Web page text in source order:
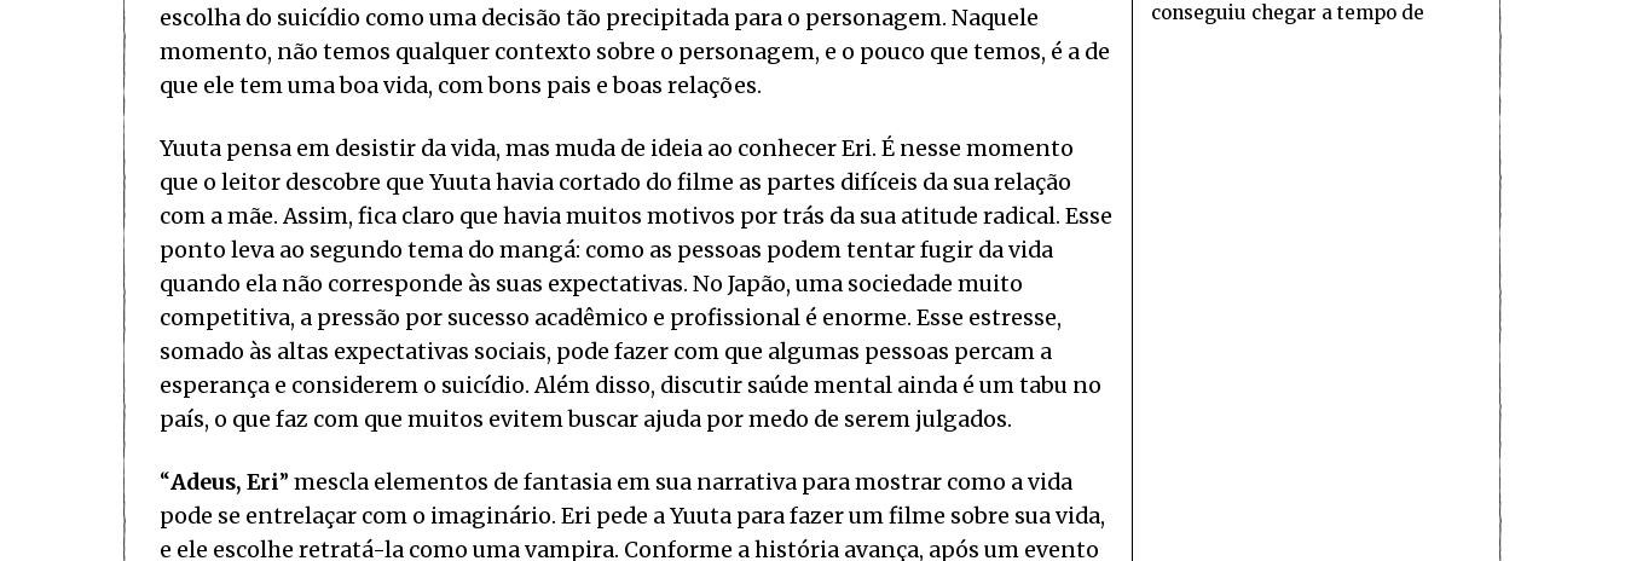
escolha do suicídio como uma decisão tão precipitada para o personagem. Naquele
momento, não temos qualquer contexto sobre o personagem, e o pouco que temos, é a de
que ele tem uma boa vida, com bons pais e boas relações.
Yuuta pensa em desistir da vida, mas muda de ideia ao conhecer Eri. É nesse momento
que o leitor descobre que Yuuta havia cortado do filme as partes difíceis da sua relação
com a mãe. Assim, fica claro que havia muitos motivos por trás da sua atitude radical. Esse
ponto leva ao segundo tema do mangá: como as pessoas podem tentar fugir da vida
quando ela não corresponde às suas expectativas. No Japão, uma sociedade muito
competitiva, a pressão por sucesso acadêmico e profissional é enorme. Esse estresse,
somado às altas expectativas sociais, pode fazer com que algumas pessoas percam a
esperança e considerem o suicídio. Além disso, discutir saúde mental ainda é um tabu no
país, o que faz com que muitos evitem buscar ajuda por medo de serem julgados.
“Adeus, Eri” mescla elementos de fantasia em sua narrativa para mostrar como a vida
pode se entrelaçar com o imaginário. Eri pede a Yuuta para fazer um filme sobre sua vida,
e ele escolhe retratá-la como uma vampira. Conforme a história avança, após um evento
conseguiu chegar a tempo de